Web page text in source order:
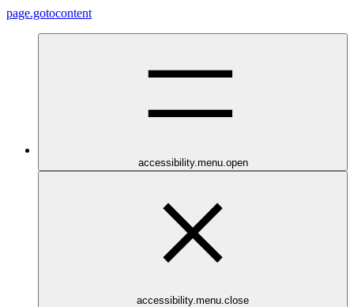
page.gotocontent
accessibility.menu.open
accessibility.menu.close